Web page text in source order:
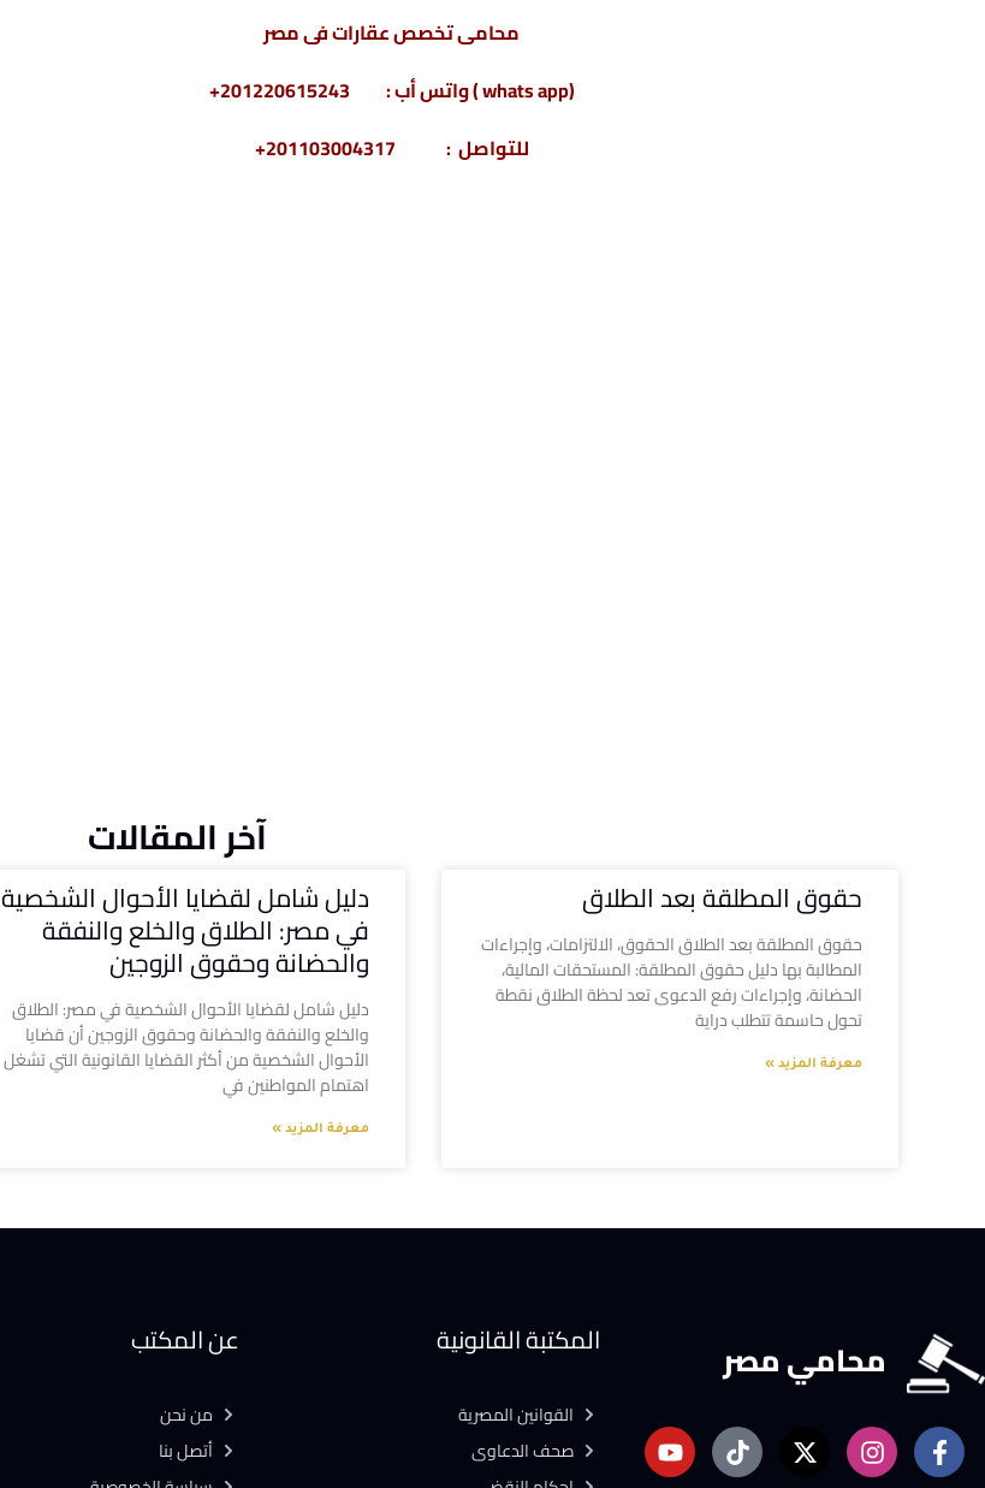
محامى تخصص عقارات فى مصر
(whats app ) واتس أب : 201220615243+
للتواصل : 201103004317+
آخر المقالات
حقوق المطلقة بعد الطلاق
حقوق المطلقة بعد الطلاق الحقوق، الالتزامات، وإجراءات
المطالبة بها دليل حقوق المطلقة: المستحقات المالية،
الحضانة، وإجراءات رفع الدعوى تعد لحظة الطلاق نقطة
تحول حاسمة تتطلب دراية
معرفة المزيد »
دليل شامل لقضايا الأحوال الشخصية
في مصر: الطلاق والخلع والنفقة
والحضانة وحقوق الزوجين
دليل شامل لقضايا الأحوال الشخصية في مصر: الطلاق
والخلع والنفقة والحضانة وحقوق الزوجين أن قضايا
الأحوال الشخصية من أكثر القضايا القانونية التي تشغل
اهتمام المواطنين في
معرفة المزيد »
محامي مصر المكتبة القانونية
القوانين المصرية
صحف الدعاوى
عن المكتب
من نحن
أتصل بنا